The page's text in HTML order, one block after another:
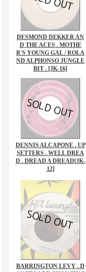
DESMOND DEKKER AN
D THE ACES . MOTHE
R'S YOUNG GAL / ROLA
ND ALPHONSO JUNGLE
BIT . [JK-16]
DENNIS ALCAPONE . UP
SETTERS . WELL DREA
D . DREAD A DREAD [JK-
12]
BARRINGTON LEVY . D